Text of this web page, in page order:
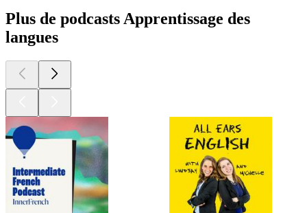
Plus de podcasts Apprentissage des
langues